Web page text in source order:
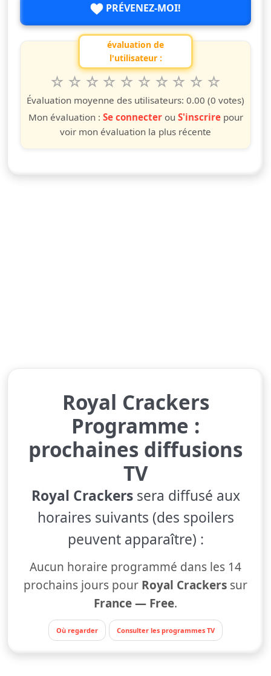
PRÉVENEZ-MOI!
évaluation de
l'utilisateur :
questo spettacolo da 1 a 10 étoiles
10
étoiles
9
étoiles
8
étoiles
7
étoiles
6
étoiles
5
étoiles
4
étoiles
3
étoiles
2
étoiles
étoile
Évaluation moyenne des utilisateurs: 0.00 (0 votes)
Mon évaluation : Se connecterou S'inscrirepour
voir mon évaluation la plus récente
Royal Crackers
Programme :
prochaines diffusions
TV
Royal Crackerssera diffusé aux
horaires suivants (des spoilers
peuvent apparaître) :
Aucun horaire programmé dans les 14
prochains jours pour Royal Crackers sur
France — Free.
Où regarder Consulter les programmes TV